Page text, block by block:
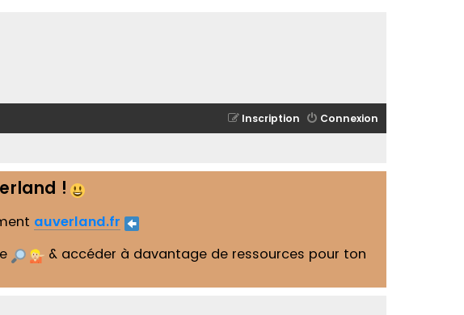
Connexion
Inscription
!
auverland.fr
& accéder à davantage de ressources pour ton